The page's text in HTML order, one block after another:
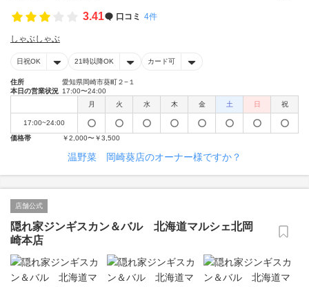
3.41
口コミ 4件
しゃぶしゃぶ
日祝OK 21時以降OK カード可
住所
愛知県岡崎市葵町２−１
本日の営業状況 17:00〜24:00
月
火 水 木 金 土 日 祝
17:00~24:00
価格帯
￥2,000〜￥3,500
温野菜 岡崎葵店のオーナー様ですか？
店舗公式
隠れ家ジンギスカン＆バル 北海道マルシェ北岡
崎本店